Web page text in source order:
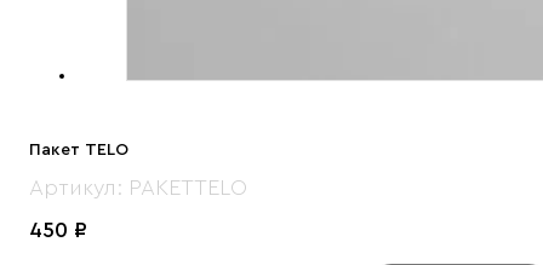
Пакет TELO
Артикул: PAKETTELO
450 ₽